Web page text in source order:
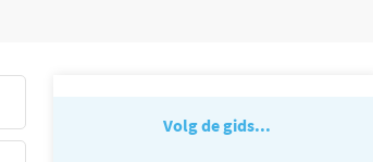
Volg de gids...